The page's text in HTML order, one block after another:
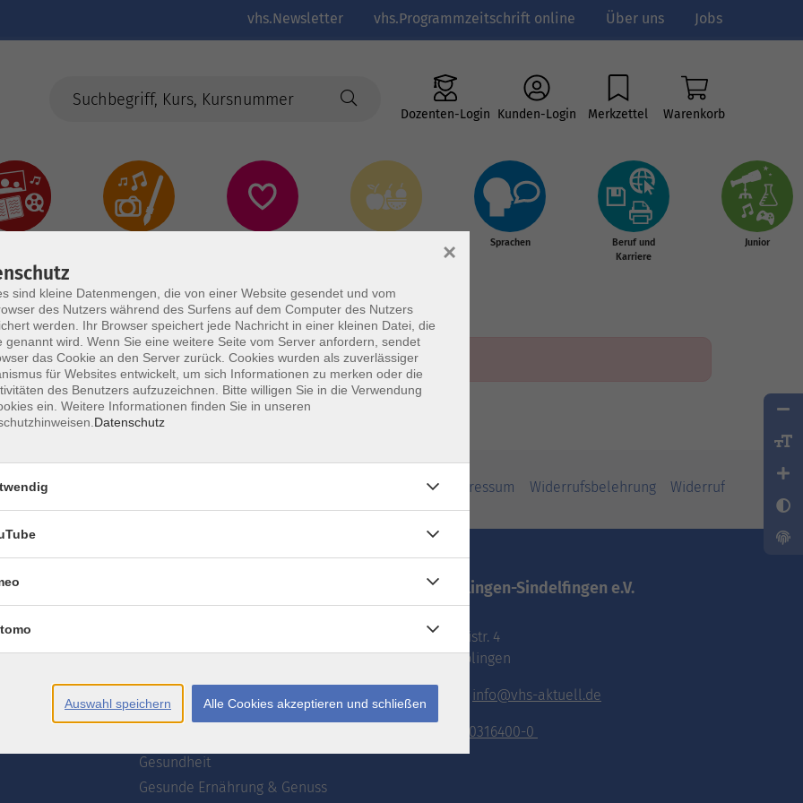
vhs.Newsletter vhs.Programmzeitschrift online Über uns Jobs
Dozenten-Login Kunden-Login Merkzettel Warenkorb
Sprachen
Beruf und
Karriere
Junior
Erklärung zur Barrierefreiheit Impressum Widerrufsbelehrung Widerruf
Akademie
Kultur
Gesundheit
Gesunde Ernährung & Genuss
vhs.Böblingen-Sindelfingen e.V.
Pestalozzistr. 4
71032 Böblingen
info@vhs-aktuell.de
070316400-0
sind kleine Datenmengen, die von einer Website gesendet und vom
des Nutzers während des Surfens auf dem Computer des Nutzers
werden. Ihr Browser speichert jede Nachricht in einer kleinen Datei, die
genannt wird. Wenn Sie eine weitere Seite vom Server anfordern, sendet
das Cookie an den Server zurück. Cookies wurden als zuverlässiger
für Websites entwickelt, um sich Informationen zu merken oder die
des Benutzers aufzuzeichnen. Bitte willigen Sie in die Verwendung
ein. Weitere Informationen finden Sie in unseren
Datenschutz
×
Auswahl speichern Alle Cookies akzeptieren und schließen